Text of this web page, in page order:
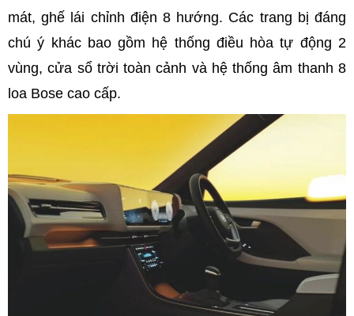
mát, ghế lái chỉnh điện 8 hướng. Các trang bị đáng
chú ý khác bao gồm hệ thống điều hòa tự động 2
vùng, cửa sổ trời toàn cảnh và hệ thống âm thanh 8
loa Bose cao cấp.